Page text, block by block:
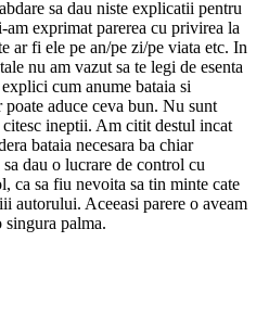
sa dau niste explicatii pentru
exprimat parerea cu privirea la
ar fi ele pe an/pe zi/pe viata etc. In
nu am vazut sa te legi de esenta
cum anume bataia si
aduce ceva bun. Nu sunt
ineptii. Am citit destul incat
bataia necesara ba chiar
dau o lucrare de control cu
ca sa fiu nevoita sa tin minte cate
autorului. Aceeasi parere o aveam
singura palma.